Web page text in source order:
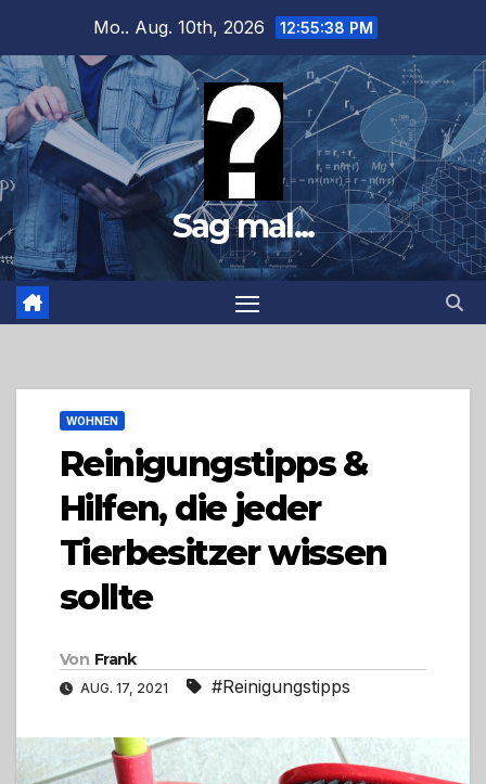
springen
Mo.. Aug. 10th, 2026 12:55:39 PM
Sag mal...
WOHNEN
Reinigungstipps &
Hilfen, die jeder
Tierbesitzer wissen
sollte
Von Frank
AUG. 17, 2021 #Reinigungstipps